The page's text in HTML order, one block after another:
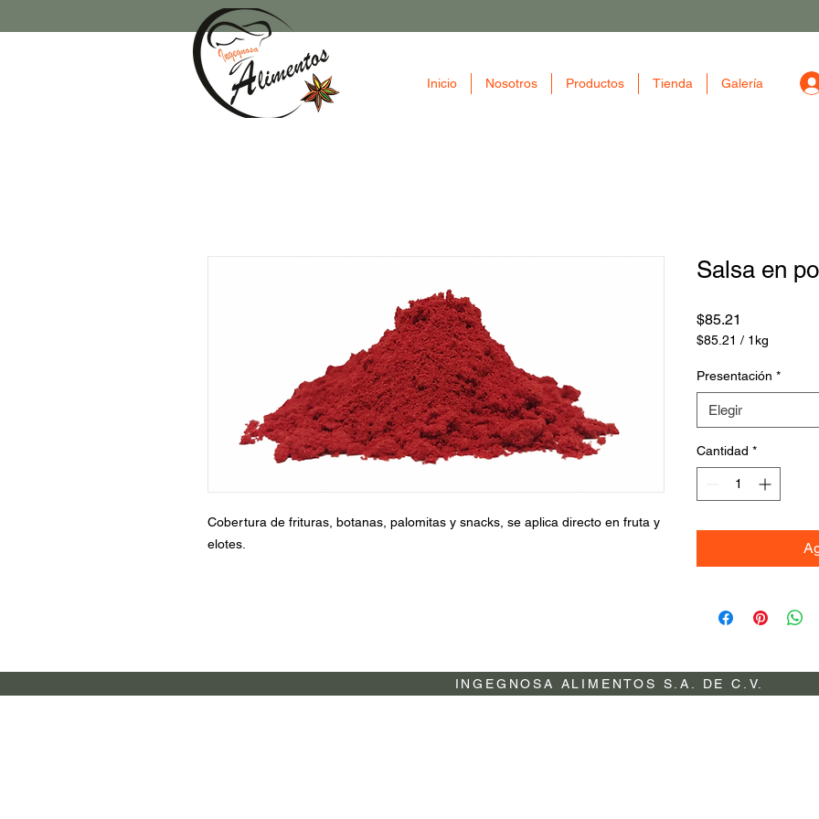
Inicio Nosotros Productos Tienda Galería
Cobertura de frituras, botanas, palomitas y snacks, se aplica directo en fruta y
elotes.
Salsa en
$85.21
$85.21 / 1kg
por
1
Kilogramos
Presentación *
Elegir
Cantidad *
Francois Street San Francisco, CA 94158
INGEGNOSA ALIMENTOS S.A. DE C.V.